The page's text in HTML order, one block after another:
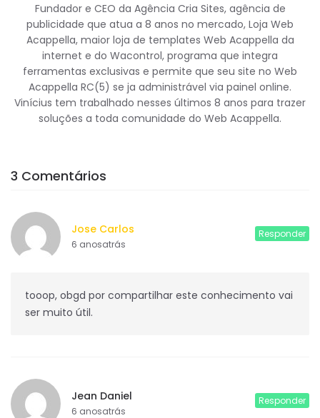
Fundador e CEO da Agência Cria Sites, agência de
publicidade que atua a 8 anos no mercado, Loja Web
Acappella, maior loja de templates Web Acappella da
internet e do Wacontrol, programa que integra
ferramentas exclusivas e permite que seu site no Web
Acappella RC(5) se ja administrável via painel online.
Vinícius tem trabalhado nesses últimos 8 anos para trazer
soluções a toda comunidade do Web Acappella.
3 Comentários
Jose Carlos
6 anosatrás
Responder
tooop, obgd por compartilhar este conhecimento vai
ser muito útil.
Jean Daniel
6 anosatrás
Responder